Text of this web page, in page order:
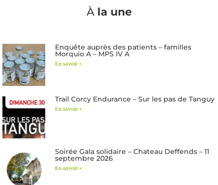
À la une
Enquête auprès des patients – familles
Morquio A – MPS IV A
En savoir +
Trail Corcy Endurance – Sur les pas de Tanguy
En savoir +
Soirée Gala solidaire – Chateau Deffends – 11
septembre 2026
En savoir +